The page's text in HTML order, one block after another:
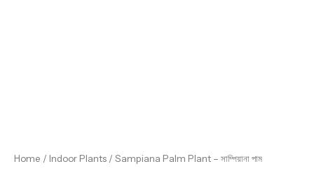
Home / Indoor Plants / Sampiana Palm Plant – সাম্পিয়ানা পাম